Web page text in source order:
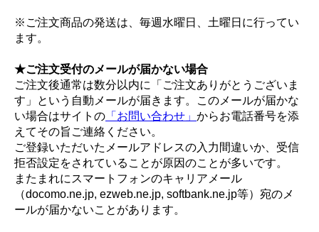
※ご注文商品の発送は、毎週水曜日、土曜日に行ってい
ます。
★ご注文受付のメールが届かない場合
ご注文後通常は数分以内に「ご注文ありがとうございま
す」という自動メールが届きます。このメールが届かな
い場合はサイトの 「お問い合わせ」 からお電話番号を添
えてその旨ご連絡ください。
ご登録いただいたメールアドレスの入力間違いか、受信
拒否設定をされていることが原因のことが多いです。
またまれにスマートフォンのキャリアメール
（docomo.ne.jp, ezweb.ne.jp, softbank.ne.jp等）宛のメ
ールが届かないことがあります。